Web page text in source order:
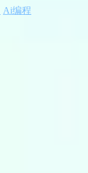
Ai编程